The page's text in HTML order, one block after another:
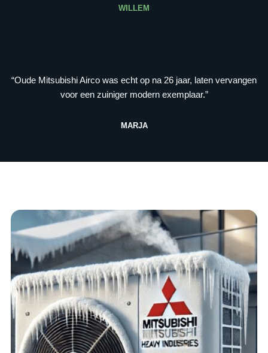
WILLEM
“Oude Mitsubishi Airco was echt op na 26 jaar, laten vervangen
voor een zuiniger modern exemplaar.”
MARJA